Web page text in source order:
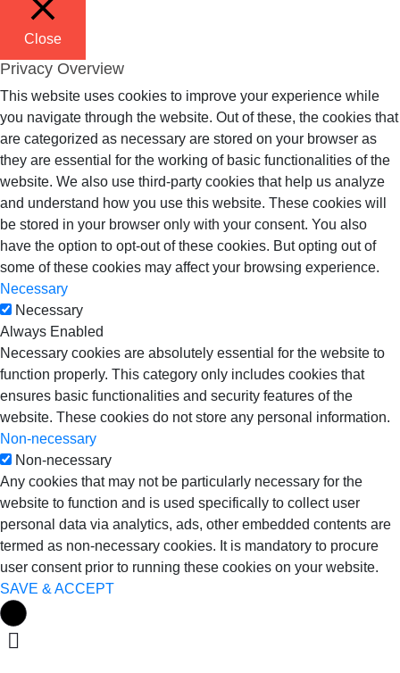
Close
Privacy Overview
This website uses cookies to improve your experience while
you navigate through the website. Out of these, the cookies that
are categorized as necessary are stored on your browser as
they are essential for the working of basic functionalities of the
website. We also use third-party cookies that help us analyze
and understand how you use this website. These cookies will
be stored in your browser only with your consent. You also
have the option to opt-out of these cookies. But opting out of
some of these cookies may affect your browsing experience.
Necessary
Necessary
Always Enabled
Necessary cookies are absolutely essential for the website to
function properly. This category only includes cookies that
ensures basic functionalities and security features of the
website. These cookies do not store any personal information.
Non-necessary
Non-necessary
Any cookies that may not be particularly necessary for the
website to function and is used specifically to collect user
personal data via analytics, ads, other embedded contents are
termed as non-necessary cookies. It is mandatory to procure
user consent prior to running these cookies on your website.
SAVE & ACCEPT